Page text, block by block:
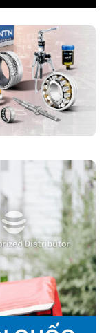
việc.
hàng giả bằng cách
vòng bi đáng tin
hành êm ái và khả
ở đâu?
rất nhiều, để lựa
lựa chọn
Đại lý uỷ
hãng. VOBICO
NTN chính hãng
Bạn cần tư vấn loại